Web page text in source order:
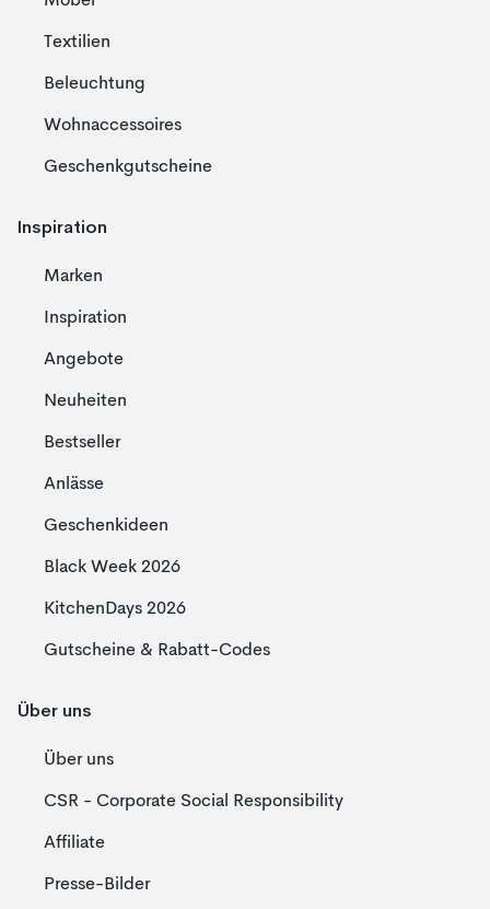
Textilien
Beleuchtung
Wohnaccessoires
Geschenkgutscheine
Inspiration
Marken
Inspiration
Angebote
Neuheiten
Bestseller
Anlässe
Geschenkideen
Black Week 2026
KitchenDays 2026
Gutscheine & Rabatt-Codes
Über uns
Über uns
CSR - Corporate Social Responsibility
Affiliate
Presse-Bilder